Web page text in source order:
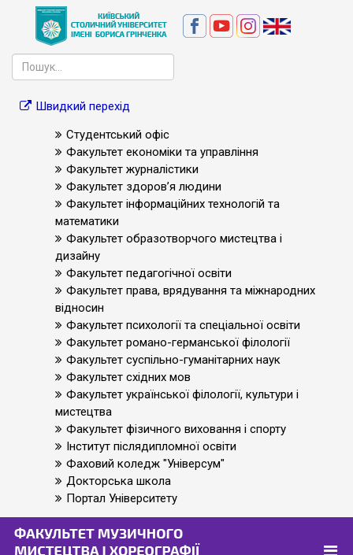
Швидкий перехід
Студентський офіс
Факультет економіки та управління
Факультет журналістики
Факультет здоров’я людини
Факультет інформаційних технологій та
математики
Факультет образотворчого мистецтва і
дизайну
Факультет педагогічної освіти
Факультет права, врядування та міжнародних
відносин
Факультет психології та спеціальної освіти
Факультет романо-германської філології
Факультет суспільно-гуманітарних наук
Факультет східних мов
Факультет української філології, культури і
мистецтва
Факультет фізичного виховання і спорту
Інститут післядипломної освіти
Фаховий коледж "Універсум"
Докторська школа
Портал Університету